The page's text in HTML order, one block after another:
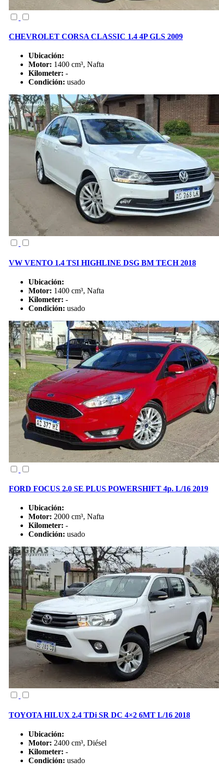
CHEVROLET CORSA CLASSIC 1.4 4P GLS 2009
Ubicación:
Motor: 1400 cm³, Nafta
Kilometer: -
Condición: usado
VW VENTO 1.4 TSI HIGHLINE DSG BM TECH 2018
Ubicación:
Motor: 1400 cm³, Nafta
Kilometer: -
Condición: usado
FORD FOCUS 2.0 SE PLUS POWERSHIFT 4p. L/16 2019
Ubicación:
Motor: 2000 cm³, Nafta
Kilometer: -
Condición: usado
TOYOTA HILUX 2.4 TDi SR DC 4×2 6MT L/16 2018
Ubicación:
Motor: 2400 cm³, Diésel
Kilometer: -
Condición: usado